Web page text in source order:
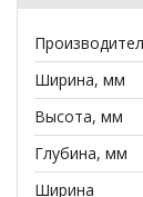
**Цены на
могут
салонах сети!
Ширина, мм
Высота, мм
Глубина, мм
Ширина